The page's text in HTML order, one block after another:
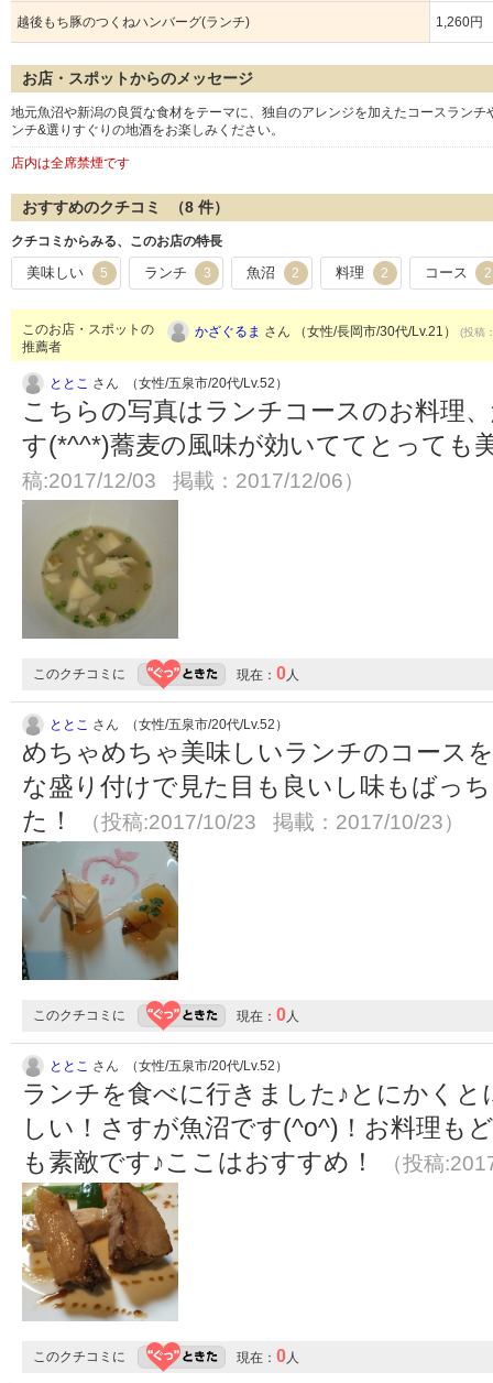
越後もち豚のつくねハンバーグ(ランチ) 1,260円
お店・スポットからのメッセージ
地元魚沼や新潟の良質な食材をテーマに、独自のアレンジを加えたコースラン
ンチ&選りすぐりの地酒をお楽しみください。
店内は全席禁煙です
おすすめのクチコミ （8 件）
クチコミからみる、このお店の特長
美味しい 5 ランチ 3 魚沼 2 料理 2 コース 2
このお店・スポットの
推薦者
かざぐるま さん （女性/長岡市/30代/Lv.21） (投稿
ととこ さん （女性/五泉市/20代/Lv.52）
こちらの写真はランチコースのお料理
す(*^^*)蕎麦の風味が効いててとっても
稿:2017/12/03 掲載：2017/12/06）
このクチコミに 現在： 0 人
ととこ さん （女性/五泉市/20代/Lv.52）
めちゃめちゃ美味しいランチのコース
な盛り付けで見た目も良いし味もばっ
た！
（投稿:2017/10/23 掲載：2017/10/23）
このクチコミに 現在： 0 人
ととこ さん （女性/五泉市/20代/Lv.52）
ランチを食べに行きました♪とにかく
しい！さすが魚沼です(^o^)！お料理も
も素敵です♪ここはおすすめ！
（投稿
このクチコミに 現在： 0 人